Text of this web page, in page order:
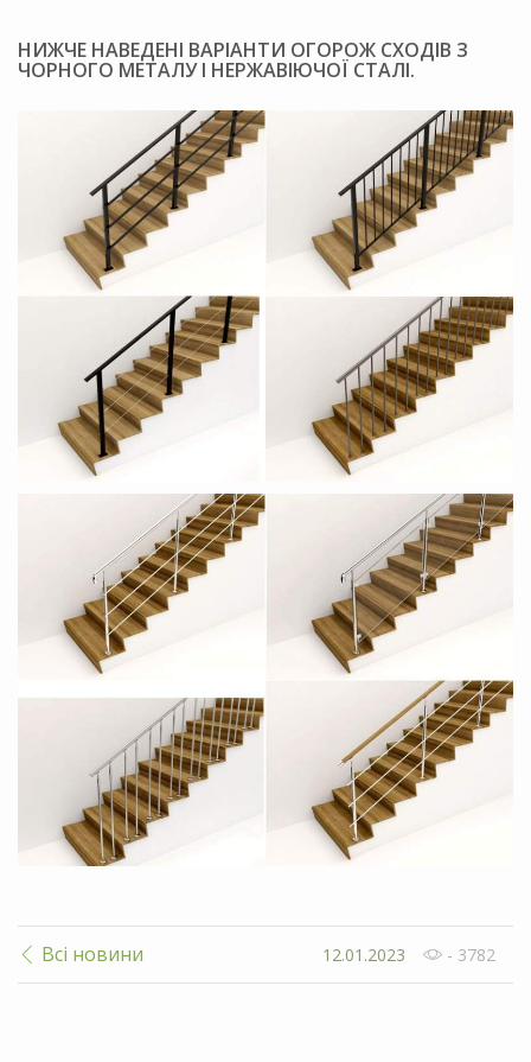
НИЖЧЕ НАВЕДЕНІ ВАРІАНТИ ОГОРОЖ СХОДІВ З
ЧОРНОГО МЕТАЛУ І НЕРЖАВІЮЧОЇ СТАЛІ.
Всі новини 12.01.2023 - 3782